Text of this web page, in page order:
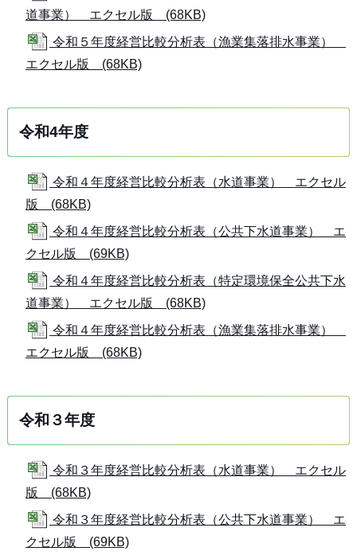
道事業） エクセル版 (68KB)
令和５年度経営比較分析表（漁業集落排水事業）
エクセル版 (68KB)
令和4年度
令和４年度経営比較分析表（水道事業） エクセル
版 (68KB)
令和４年度経営比較分析表（公共下水道事業） エ
クセル版 (69KB)
令和４年度経営比較分析表（特定環境保全公共下水
道事業） エクセル版 (68KB)
令和４年度経営比較分析表（漁業集落排水事業）
エクセル版 (68KB)
令和３年度
令和３年度経営比較分析表（水道事業） エクセル
版 (68KB)
令和３年度経営比較分析表（公共下水道事業） エ
クセル版 (69KB)